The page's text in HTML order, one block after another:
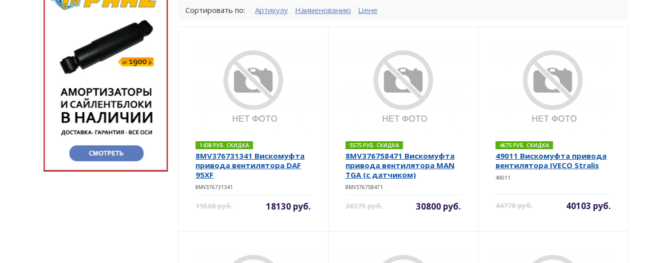
Сортировать по: Артикулу Наименованию Цене
1438 РУБ. СКИДКА
8MV376731341 Вискомуфта
привода вентилятора DAF
95XF
8MV376731341
19568 руб. 18130 руб.
5575 РУБ. СКИДКА
8MV376758471 Вискомуфта
привода вентилятора MAN
TGA (c датчиком)
8MV376758471
36375 руб. 30800 руб.
4675 РУБ. СКИДКА
49011 Вискомуфта привода
вентилятора IVECO Stralis
49011
44778 руб. 40103 руб.